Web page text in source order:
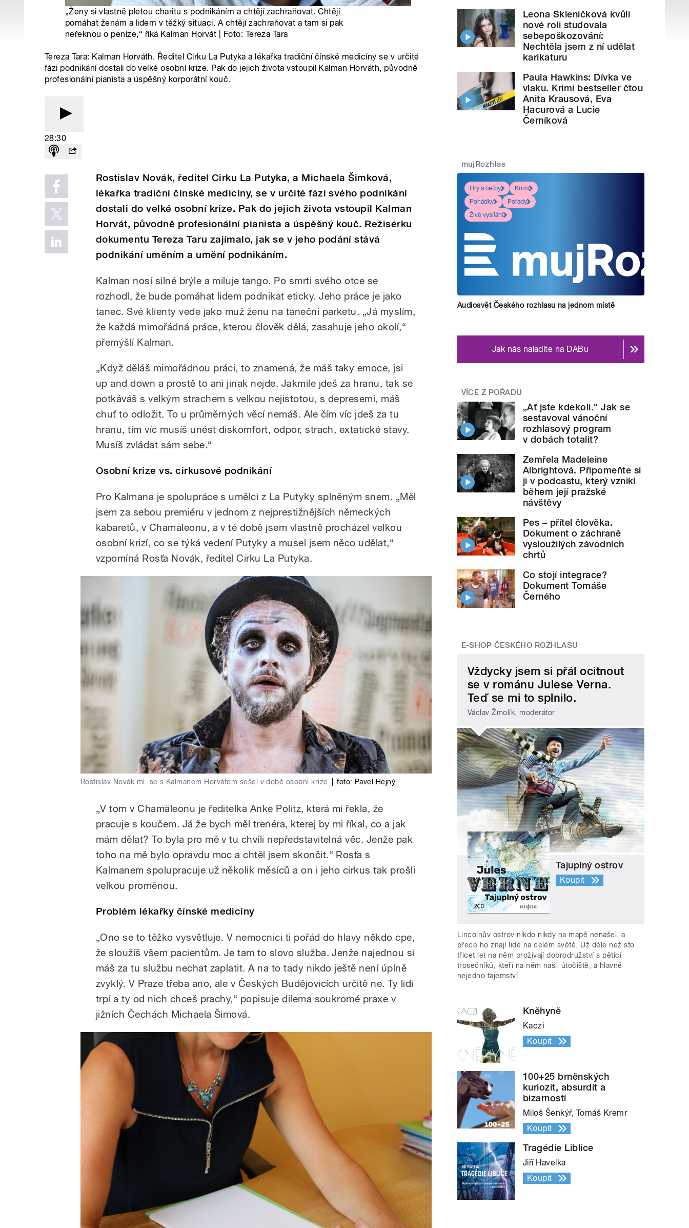
„Ženy si vlastně pletou charitu s podnikáním a chtějí zachraňovat. Chtějí
pomáhat ženám a lidem v těžký situaci. A chtějí zachraňovat a tam si pak
neřeknou o peníze,“ říká Kalman Horvát | Foto: Tereza Tara
Tereza Tara: Kalman Horváth. Ředitel Cirku La Putyka a lékařka tradiční čínské medicíny se v určité
fázi podnikání dostali do velké osobní krize. Pak do jejich života vstoupil Kalman Horváth, původně
profesionální pianista a úspěšný korporátní kouč.
28:30
Rostislav Novák, ředitel Cirku La Putyka, a Michaela Šimková,
lékařka tradiční čínské medicíny, se v určité fázi svého podnikání
dostali do velké osobní krize. Pak do jejich života vstoupil Kalman
Horvát, původně profesionální pianista a úspěšný kouč. Režisérku
dokumentu Tereza Taru zajímalo, jak se v jeho podání stává
podnikání uměním a umění podnikáním.
Kalman nosí silné brýle a miluje tango. Po smrti svého otce se
rozhodl, že bude pomáhat lidem podnikat eticky. Jeho práce je jako
tanec. Své klienty vede jako muž ženu na taneční parketu. „Já myslím,
že každá mimořádná práce, kterou člověk dělá, zasahuje jeho okolí,“
přemýšlí Kalman.
„Když děláš mimořádnou práci, to znamená, že máš taky emoce, jsi
up and down a prostě to ani jinak nejde. Jakmile jdeš za hranu, tak se
potkáváš s velkým strachem s velkou nejistotou, s depresemi, máš
chuť to odložit. To u průměrných věcí nemáš. Ale čím víc jdeš za tu
hranu, tím víc musíš unést diskomfort, odpor, strach, extatické stavy.
Musíš zvládat sám sebe.“
Osobní krize vs. cirkusové podnikání
Pro Kalmana je spolupráce s umělci z La Putyky splněným snem. „Měl
jsem za sebou premiéru v jednom z nejprestižnějších německých
kabaretů, v Chamäleonu, a v té době jsem vlastně procházel velkou
osobní krizí, co se týká vedení Putyky a musel jsem něco udělat,“
vzpomíná Rosťa Novák, ředitel Cirku La Putyka.
Rostislav Novák ml. se s Kalmanem Horvátem sešel v době osobní krize foto: Pavel Hejný
„V tom v Chamäleonu je ředitelka Anke Politz, která mi řekla, že
pracuje s koučem. Já že bych měl trenéra, kterej by mi říkal, co a jak
mám dělat? To byla pro mě v tu chvíli nepředstavitelná věc. Jenže pak
toho na mě bylo opravdu moc a chtěl jsem skončit.“ Rosťa s
Kalmanem spolupracuje už několik měsíců a on i jeho cirkus tak prošli
velkou proměnou.
Problém lékařky čínské medicíny
„Ono se to těžko vysvětluje. V nemocnici ti pořád do hlavy někdo cpe,
že sloužíš všem pacientům. Je tam to slovo služba. Jenže najednou si
máš za tu službu nechat zaplatit. A na to tady nikdo ještě není úplně
zvyklý. V Praze třeba ano, ale v Českých Budějovicích určitě ne. Ty lidi
trpí a ty od nich chceš prachy,“ popisuje dilema soukromé praxe v
jižních Čechách Michaela Šimová.
Leona Skleničková kvůli
nové roli studovala
sebepoškozování:
Nechtěla jsem z ní udělat
karikaturu
Paula Hawkins: Dívka ve
vlaku. Krimi bestseller čtou
Anita Krausová, Eva
Hacurová a Lucie
Černíková
mujRozhlas
Hry a četby
Krimi
Pohádky
Pořady
Živé vysílání
Audiosvět Českého rozhlasu na jednom místě
Jak nás naladíte na DABu
VÍCE Z POŘADU
„Ať jste kdekoli.“ Jak se
sestavoval vánoční
rozhlasový program
v dobách totalit?
Zemřela Madeleine
Albrightová. Připomeňte si
ji v podcastu, který vznikl
během její pražské
návštěvy
Pes – přítel člověka.
Dokument o záchraně
vysloužilých závodních
chrtů
Co stojí integrace?
Dokument Tomáše
Černého
E-SHOP ČESKÉHO ROZHLASU
Vždycky jsem si přál ocitnout
se v románu Julese Verna.
Teď se mi to splnilo.
Václav Žmolík, moderátor
Tajuplný ostrov
Koupit
Lincolnův ostrov nikdo nikdy na mapě nenašel, a
přece ho znají lidé na celém světě. Už déle než sto
třicet let na něm prožívají dobrodružství s pěticí
trosečníků, kteří na něm našli útočiště, a hlavně
nejedno tajemství.
Kněhyně
Kaczi
Koupit
100+25 brněnských
kuriozit, absurdit a
bizarností
Miloš Šenkýř, Tomáš Kremr
Koupit
Tragédie Liblice
Jiří Havelka
Koupit